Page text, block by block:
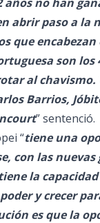
abrir paso a la
que
son los
al chavismo.
Barrios,
” sentenció.
“tiene una
con las nuevas
la
y crecer
es que la